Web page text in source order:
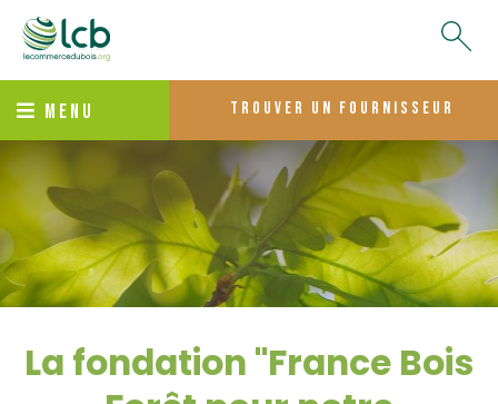
MENU trouver un fournisseur
La fondation "France Bois